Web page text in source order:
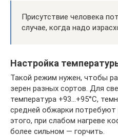
Присутствие человека
случае, когда надо
Настройка
Такой режим нужен, чтобы
зерен разных сортов. Для
температура +93…+95°С,
средней обжарки
этого, при слабом нагреве
более сильном — горчить.